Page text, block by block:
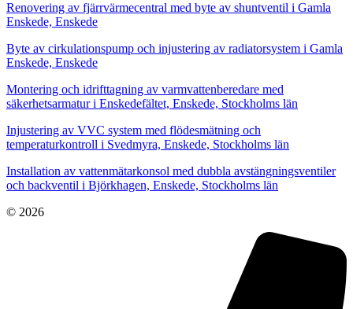
Renovering av fjärrvärmecentral med byte av shuntventil i Gamla
Enskede, Enskede
Byte av cirkulationspump och injustering av radiatorsystem i Gamla
Enskede, Enskede
Montering och idrifttagning av varmvattenberedare med
säkerhetsarmatur i Enskedefältet, Enskede, Stockholms län
Injustering av VVC system med flödesmätning och
temperaturkontroll i Svedmyra, Enskede, Stockholms län
Installation av vattenmätarkonsol med dubbla avstängningsventiler
och backventil i Björkhagen, Enskede, Stockholms län
© 2026